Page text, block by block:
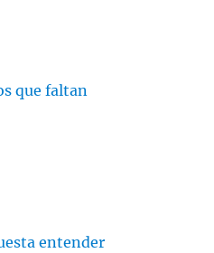
que faltan
entender